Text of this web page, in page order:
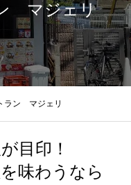
マジェリ
ラン マジェリ
目印！
味わうなら